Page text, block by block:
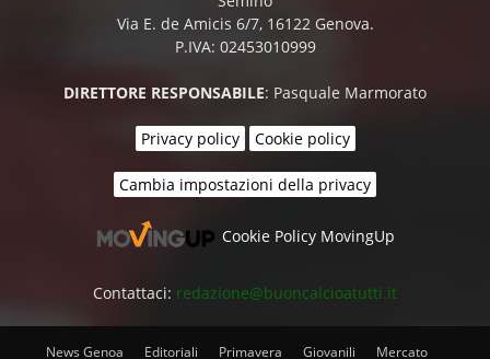
Via E. de Amicis 6/7, 16122 Genova.
P.IVA: 02453010999
DIRETTORE RESPONSABILE: Pasquale Marmorato
Privacy policy Cookie policy
Cambia impostazioni della privacy
Cookie Policy MovingUp
Contattaci: redazione@buoncalcioatutti.it
News Genoa Editoriali Primavera Giovanili Mercato